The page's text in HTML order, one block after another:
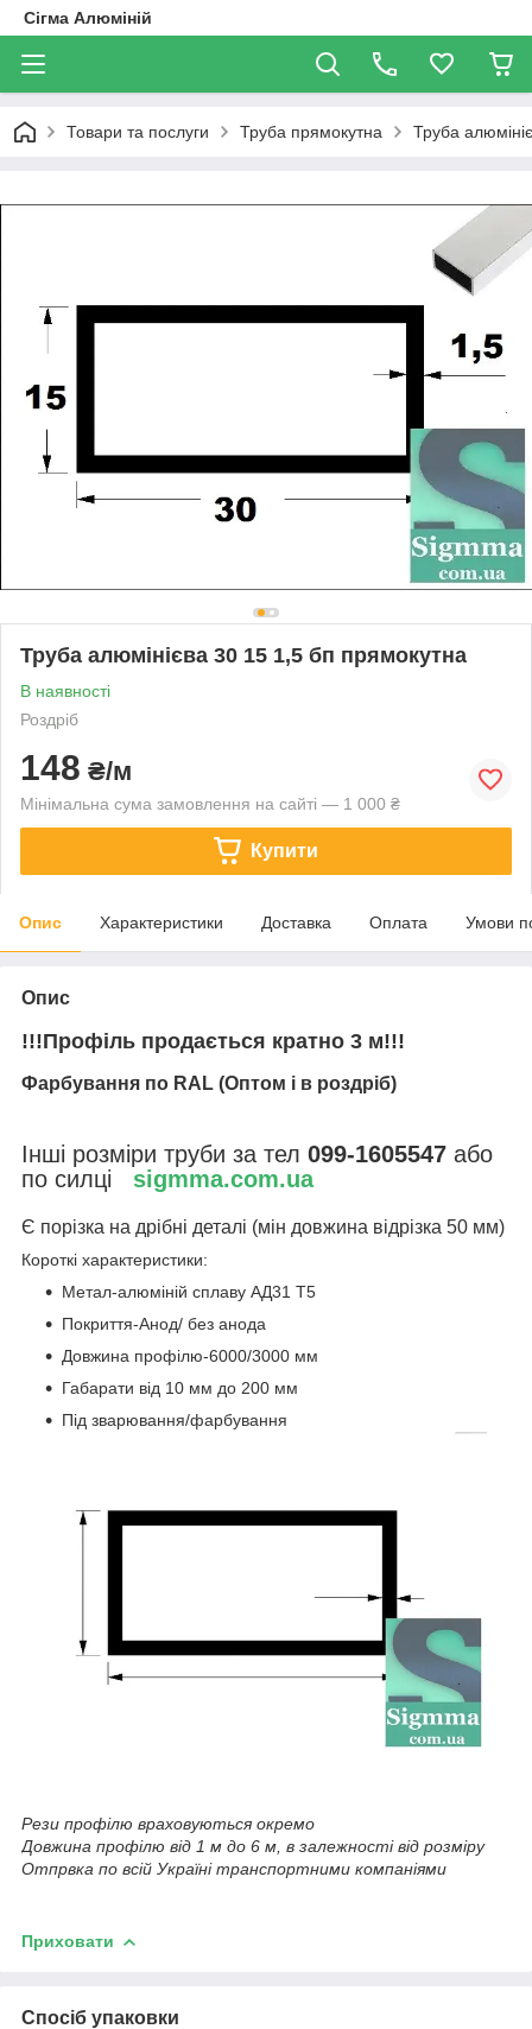
Сігма Алюміній
Товари та послуги Труба прямокутна Труба
Труба алюмінієва 30 15 1,5 бп прямокутна
В наявності
Роздріб
148 ₴/м
Мінімальна сума замовлення на сайті — 1 000 ₴
Купити
Опис Характеристики Доставка Оплата Умови
Опис
!!!Профіль продається кратно 3 м!!!
Фарбування по RAL (Оптом і в роздріб)
Інші розміри труби за тел 099-1605547 або
по силці sigmma.com.ua
Є порізка на дрібні деталі (мін довжина відрізка 50 мм)
Короткі характеристики:
Метал-алюміній сплаву АД31 Т5
Покриття-Анод/ без анода
Довжина профілю-6000/3000 мм
Габарати від 10 мм до 200 мм
Під зварювання/фарбування
Рези профілю враховуються окремо
Довжина профілю від 1 м до 6 м, в залежності від розміру
Отпрвка по всій Україні транспортними компаніями
Приховати
Спосіб упаковки